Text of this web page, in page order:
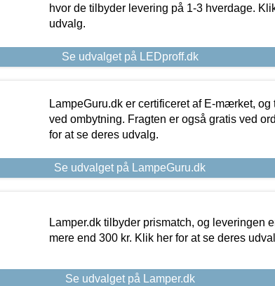
hvor de tilbyder levering på 1-3 hverdage.
udvalg.
Se udvalget på LEDproff.dk
LampeGuru.dk er certificeret af E-mærket,
ved ombytning. Fragten er også gratis ved
for at se deres udvalg.
Se udvalget på LampeGuru.dk
Lamper.dk tilbyder prismatch, og leveringen
mere end 300 kr. Klik her for at se deres
Se udvalget på Lamper.dk